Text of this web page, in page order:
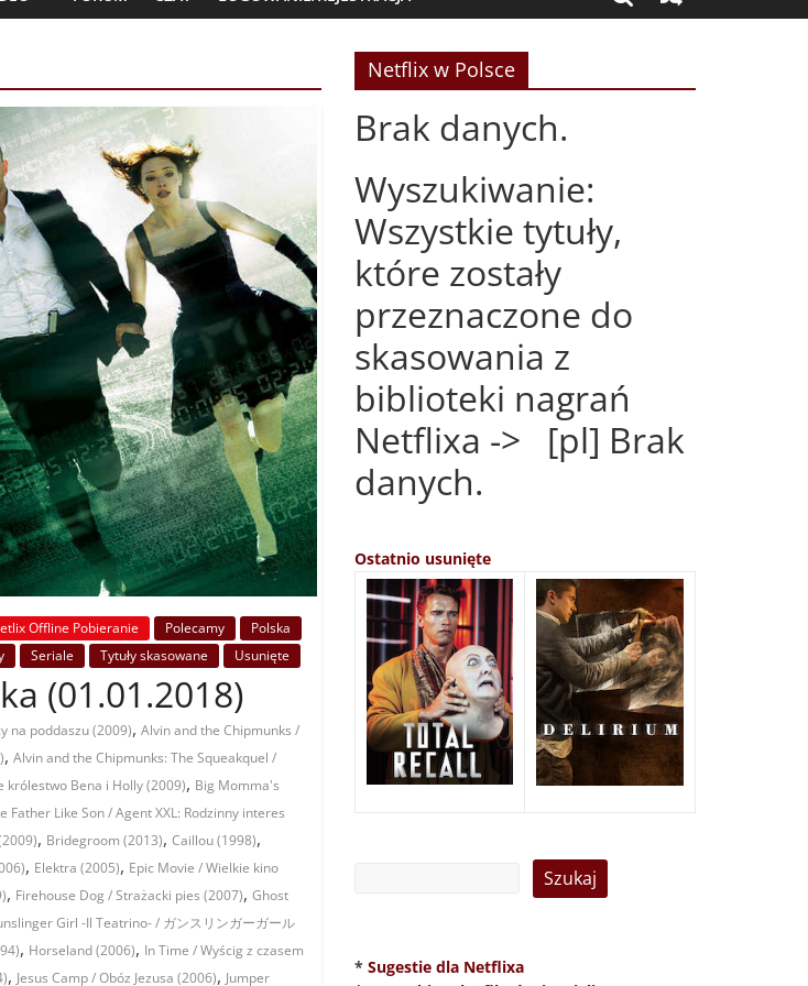
Offline Pobieranie Polecamy
Polska
Seriale Tytuły skasowane Usunięte
(01.01.2018)
na poddaszu (2009), Alvin and the Chipmunks /
, Alvin and the Chipmunks: The Squeakquel /
królestwo Bena i Holly (2009), Big Momma's
Father Like Son / Agent XXL: Rodzinny interes
, Bridegroom (2013), Caillou (1998),
, Elektra (2005), Epic Movie / Wielkie kino
, Firehouse Dog / Strażacki pies (2007), Ghost
Girl -Il Teatrino- / ガンスリンガーガール
, Horseland (2006), In Time / Wyścig z czasem
, Jesus Camp / Obóz Jezusa (2006), Jumper
Netflix w Polsce
Brak danych.
Wyszukiwanie:
Wszystkie tytuły,
które zostały
przeznaczone do
skasowania z
biblioteki nagrań
Netflixa -> [pl] Brak
danych.
Ostatnio usunięte
* Sugestie dla Netflixa